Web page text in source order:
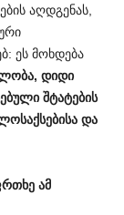
აღდგენას,
ეს მოხდება
, დიდი
შტატების
და
ამ